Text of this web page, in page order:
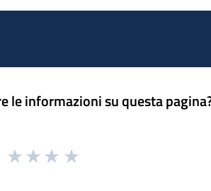
le informazioni su questa